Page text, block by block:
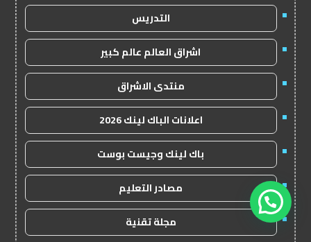
التدريس
اشراق العالم عالم كبير
منتدى الاشراق
اعلانات الباك لينك 2026
باك لينك وجيست بوست
مصادر التعليم
مجلة تقنية